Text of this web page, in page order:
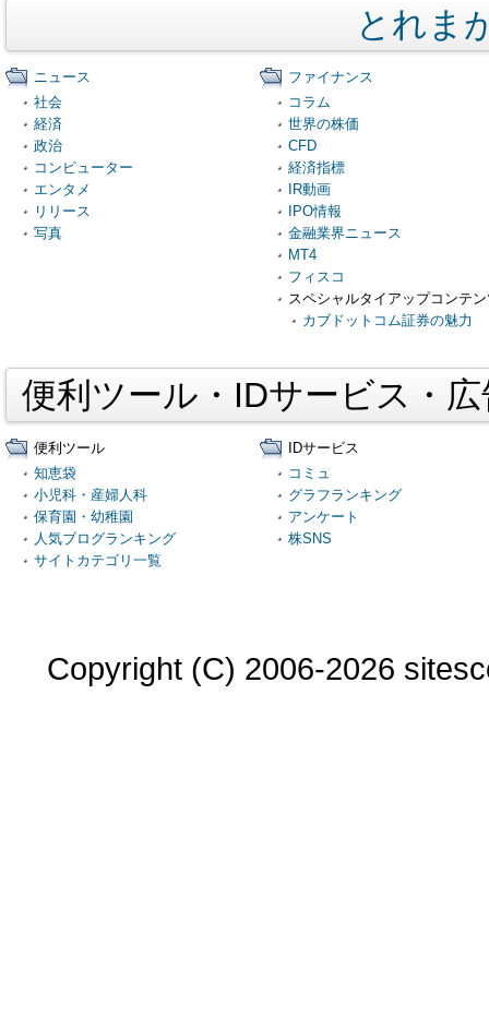
とれま
ニュース
社会
経済
政治
コンピューター
エンタメ
リリース
写真
ファイナンス
コラム
世界の株価
CFD
経済指標
IR動画
IPO情報
金融業界ニュース
MT4
フィスコ
スペシャルタイアップコンテ
カブドットコム証券の魅力
便利ツール・IDサービス・
便利ツール
知恵袋
小児科・産婦人科
保育園・幼稚園
人気ブログランキング
サイトカテゴリ一覧
IDサービス
コミュ
グラフランキング
アンケート
株SNS
Copyright (C) 2006-2026